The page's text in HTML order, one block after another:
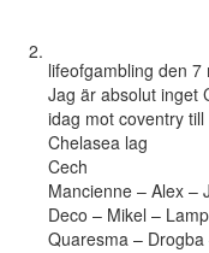
lifeofgambling den 7
Jag är absolut inget
idag mot coventry
Chelasea lag
Cech
Mancienne – Alex –
Deco – Mikel –
Quaresma –